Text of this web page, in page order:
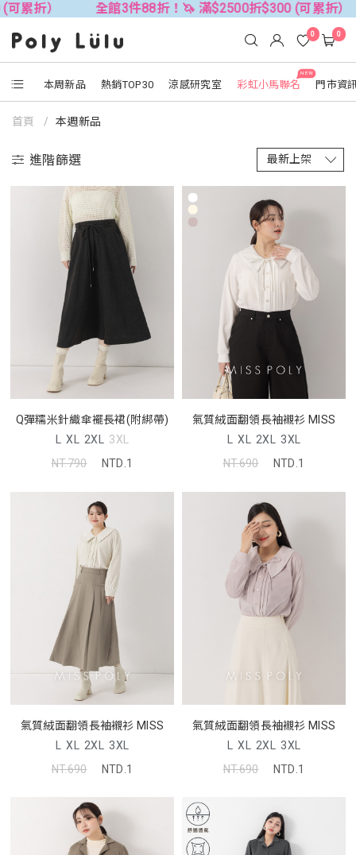
全館3件88折！🦄 滿$2500折$300 (可累折） 全館3
本周新品 熱銷TOP30 涼感研究室
NEW
彩虹小馬聯名 門市資
0 0
首頁 本週新品
進階篩選
Q彈糯米針織傘襬長裙(附綁帶)
L XL 2XL 3XL
NT.790
NTD.1
氣質絨面翻領長袖襯衫 MISS
L XL 2XL 3XL
NT.690
NTD.1
氣質絨面翻領長袖襯衫 MISS
L XL 2XL 3XL
NT.690
NTD.1
氣質絨面翻領長袖襯衫 MISS
L XL 2XL 3XL
NT.690
NTD.1